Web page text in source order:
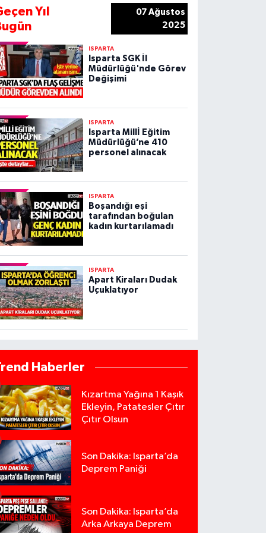
Yıl
07 Ağustos
2025
ISPARTA
Isparta SGK İl
Müdürlüğü'nde Görev
Değişimi
ISPARTA
Isparta Millİ Eğitim
Müdürlüğü’ne 410
personel alınacak
ISPARTA
Boşandığı eşi
tarafından boğulan
kadın kurtarılamadı
ISPARTA
Apart Kiraları Dudak
Uçuklatıyor
Haberler
Kızartma Yağına 1 Kaşık
Ekleyin, Patatesler Çıtır
Çıtır Olsun
Son Dakika: Isparta’da
Deprem Paniği
Son Dakika: Isparta’da
Arka Arkaya Deprem